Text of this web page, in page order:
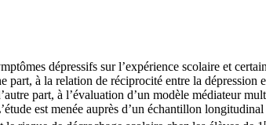
dépressifs sur l’expérience scolaire et
part, à la relation de réciprocité entre la
part, à l’évaluation d’un modèle médiateur
est menée auprès d’un échantillon